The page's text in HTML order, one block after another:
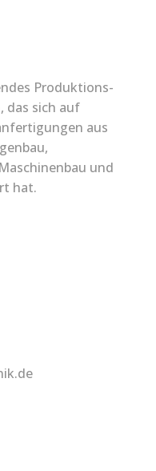
Produktions-
das sich auf
aus
und
hat.